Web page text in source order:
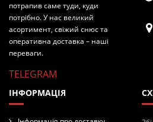
потрапив саме туди, куди
потрібно. У нас великий
асортимент, свіжий снюс та
оперативна доставка – наші
переваги.
TELEGRAM
ІНФОРМАЦІЯ